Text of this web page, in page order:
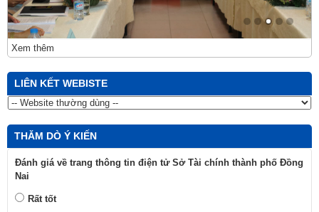
Xem thêm
LIÊN KẾT WEBISTE
THĂM DÒ Ý KIẾN
Đánh giá về trang thông tin điện tử Sở Tài chính thành phố Đồng
Nai
Rất tốt